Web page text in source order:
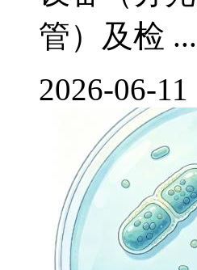
管）及检 ...
2026-06-11